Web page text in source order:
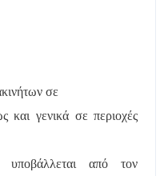
σε
και γενικά σε περιοχές
υποβάλλεται από τον